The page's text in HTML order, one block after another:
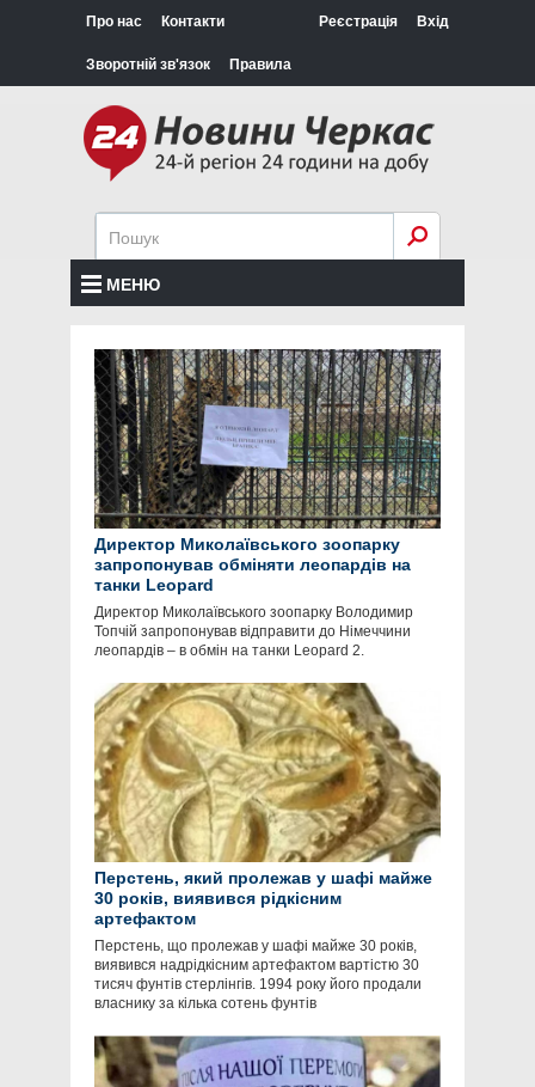
Про нас Контакти
Зворотній зв'язок Правила
Реєстрація Вхід
МЕНЮ
Директор Миколаївського зоопарку
запропонував обміняти леопардів на
танки Leopard
Директор Миколаївського зоопарку Володимир
Топчій запропонував відправити до Німеччини
леопардів – в обмін на танки Leopard 2.
Перстень, який пролежав у шафі майже
30 років, виявився рідкісним
артефактом
Перстень, що пролежав у шафі майже 30 років,
виявився надрідкісним артефактом вартістю 30
тисяч фунтів стерлінгів. 1994 року його продали
власнику за кілька сотень фунтів